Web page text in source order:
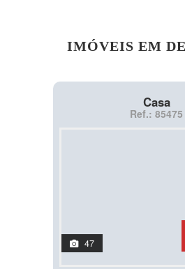
IMÓVEIS EM
Casa
Ref.: 85475
47